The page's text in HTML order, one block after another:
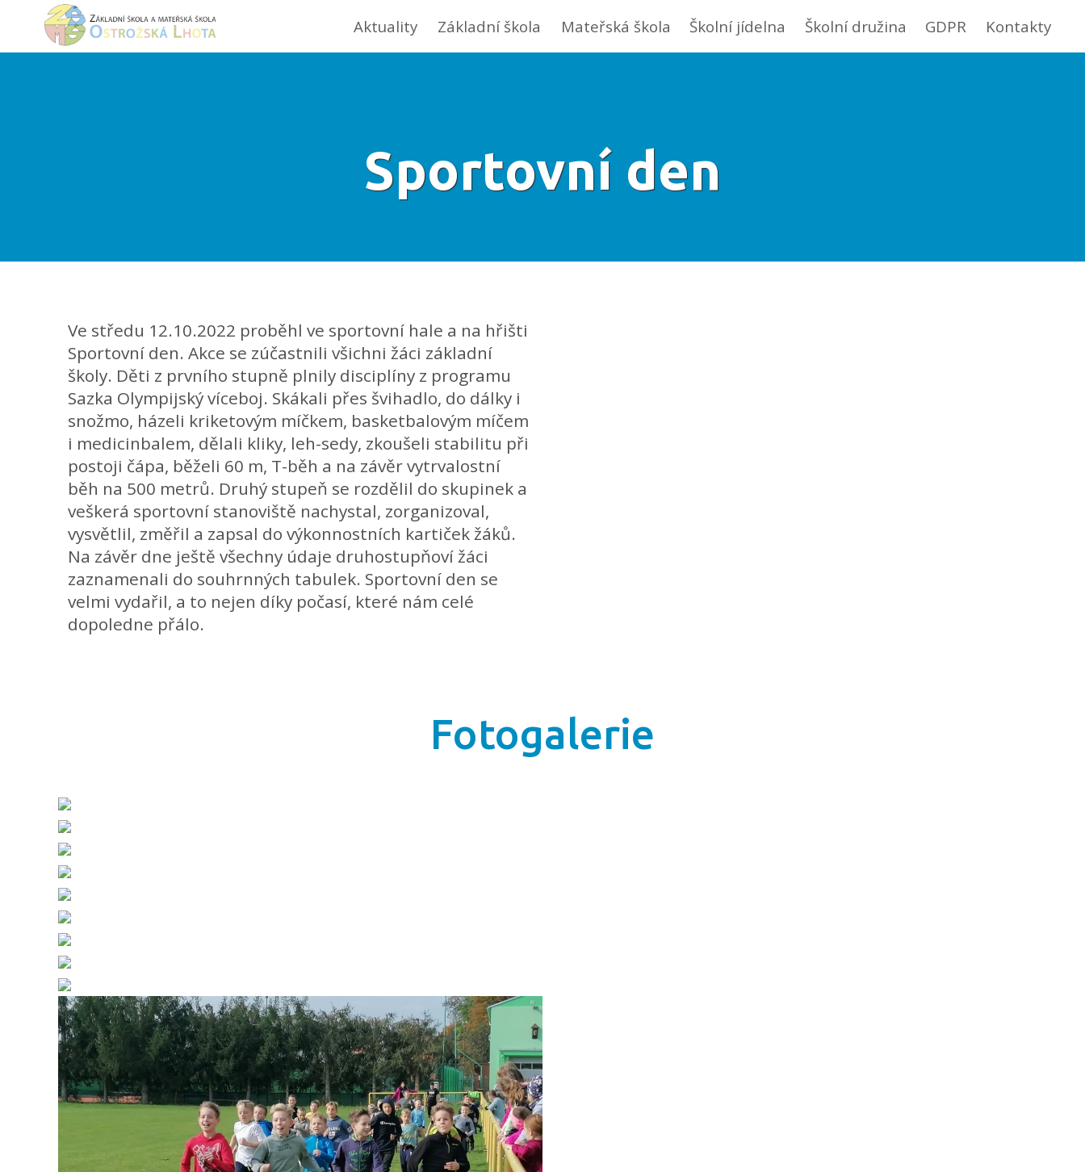
Aktuality Základní škola Mateřská škola Školní jídelna Školní družina GDPR Kontakty
Sportovní den
Ve středu 12.10.2022 proběhl ve sportovní hale a na hřišti
Sportovní den. Akce se zúčastnili všichni žáci základní
školy. Děti z prvního stupně plnily disciplíny z programu
Sazka Olympijský víceboj. Skákali přes švihadlo, do dálky i
snožmo, házeli kriketovým míčkem, basketbalovým míčem
i medicinbalem, dělali kliky, leh-sedy, zkoušeli stabilitu při
postoji čápa, běželi 60 m, T-běh a na závěr vytrvalostní
běh na 500 metrů. Druhý stupeň se rozdělil do skupinek a
veškerá sportovní stanoviště nachystal, zorganizoval,
vysvětlil, změřil a zapsal do výkonnostních kartiček žáků.
Na závěr dne ještě všechny údaje druhostupňoví žáci
zaznamenali do souhrnných tabulek. Sportovní den se
velmi vydařil, a to nejen díky počasí, které nám celé
dopoledne přálo.
Fotogalerie